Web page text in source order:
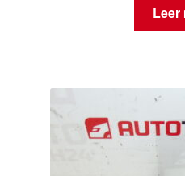
Leer